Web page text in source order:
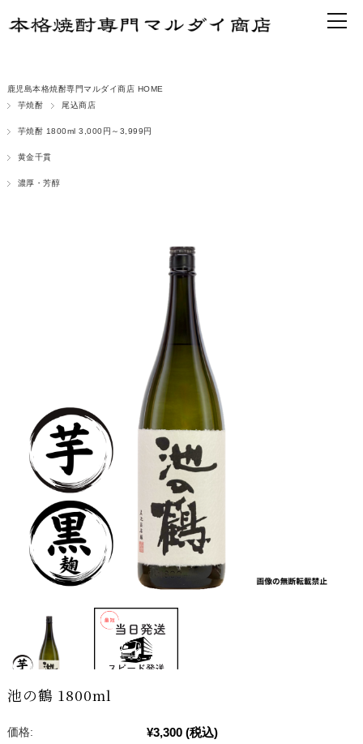
鹿児島本格焼酎専門マルダイ商店 HOME
芋焼酎
尾込商店
芋焼酎 1800ml 3,000円～3,999円
黄金千貫
濃厚・芳醇
池の鶴 1800ml
価格: ¥3,300 (税込)